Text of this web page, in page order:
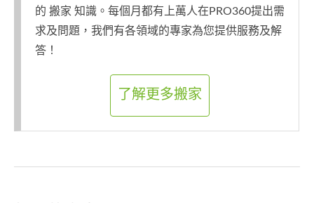
的 搬家 知識。每個月都有上萬人在PRO360提出需
求及問題，我們有各領域的專家為您提供服務及解
答！
了解更多搬家